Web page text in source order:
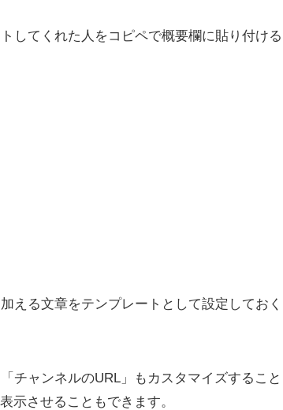
してくれた人をコピペで概要欄に貼り付ける
える文章をテンプレートとして設定しておく
チャンネルのURL」もカスタマイズすること
示させることもできます。